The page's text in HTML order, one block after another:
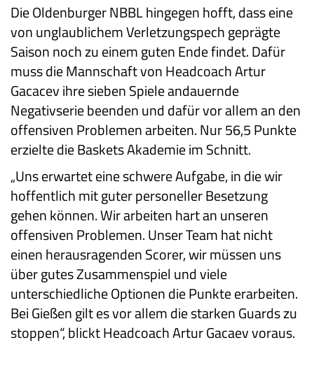
Die Oldenburger NBBL hingegen hofft, dass eine
von unglaublichem Verletzungspech geprägte
Saison noch zu einem guten Ende findet. Dafür
muss die Mannschaft von Headcoach Artur
Gacacev ihre sieben Spiele andauernde
Negativserie beenden und dafür vor allem an den
offensiven Problemen arbeiten. Nur 56,5 Punkte
erzielte die Baskets Akademie im Schnitt.
„Uns erwartet eine schwere Aufgabe, in die wir
hoffentlich mit guter personeller Besetzung
gehen können. Wir arbeiten hart an unseren
offensiven Problemen. Unser Team hat nicht
einen herausragenden Scorer, wir müssen uns
über gutes Zusammenspiel und viele
unterschiedliche Optionen die Punkte erarbeiten.
Bei Gießen gilt es vor allem die starken Guards zu
stoppen“, blickt Headcoach Artur Gacaev voraus.